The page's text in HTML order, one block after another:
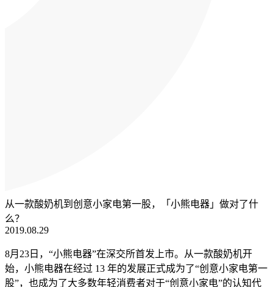
从一款酸奶机到创意小家电第一股，「小熊电器」做对了什
么？
2019.08.29
8月23日，“小熊电器”在深交所首发上市。从一款酸奶机开
始，小熊电器在经过 13 年的发展正式成为了“创意小家电第一
股”，也成为了大多数年轻消费者对于“创意小家电”的认知代